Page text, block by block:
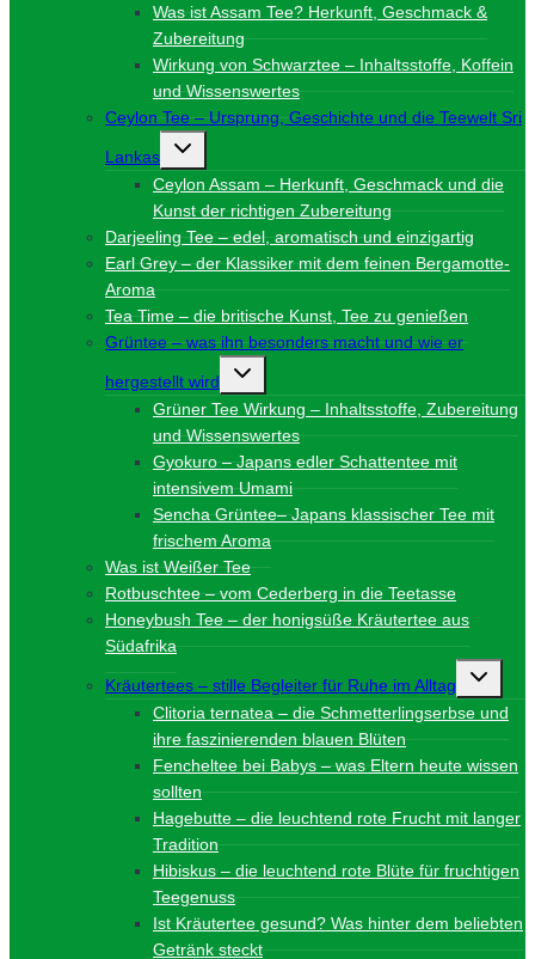
Was ist Assam Tee? Herkunft, Geschmack &
Zubereitung
Wirkung von Schwarztee – Inhaltsstoffe, Koffein
und Wissenswertes
Ceylon Tee – Ursprung, Geschichte und die Teewelt Sri
Lankas
Untermenü
umschalten
Ceylon Assam – Herkunft, Geschmack und die
Kunst der richtigen Zubereitung
Darjeeling Tee – edel, aromatisch und einzigartig
Earl Grey – der Klassiker mit dem feinen Bergamotte-
Aroma
Tea Time – die britische Kunst, Tee zu genießen
Grüntee – was ihn besonders macht und wie er
hergestellt wird
Untermenü
umschalten
Grüner Tee Wirkung – Inhaltsstoffe, Zubereitung
und Wissenswertes
Gyokuro – Japans edler Schattentee mit
intensivem Umami
Sencha Grüntee– Japans klassischer Tee mit
frischem Aroma
Was ist Weißer Tee
Rotbuschtee – vom Cederberg in die Teetasse
Honeybush Tee – der honigsüße Kräutertee aus
Südafrika
Kräutertees – stille Begleiter für Ruhe im Alltag
Clitoria ternatea – die Schmetterlingserbse und
ihre faszinierenden blauen Blüten
Fencheltee bei Babys – was Eltern heute wissen
sollten
Hagebutte – die leuchtend rote Frucht mit langer
Tradition
Hibiskus – die leuchtend rote Blüte für fruchtigen
Teegenuss
Ist Kräutertee gesund? Was hinter dem beliebten
Getränk steckt